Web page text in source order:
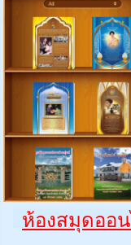
ห้องสมุดออ